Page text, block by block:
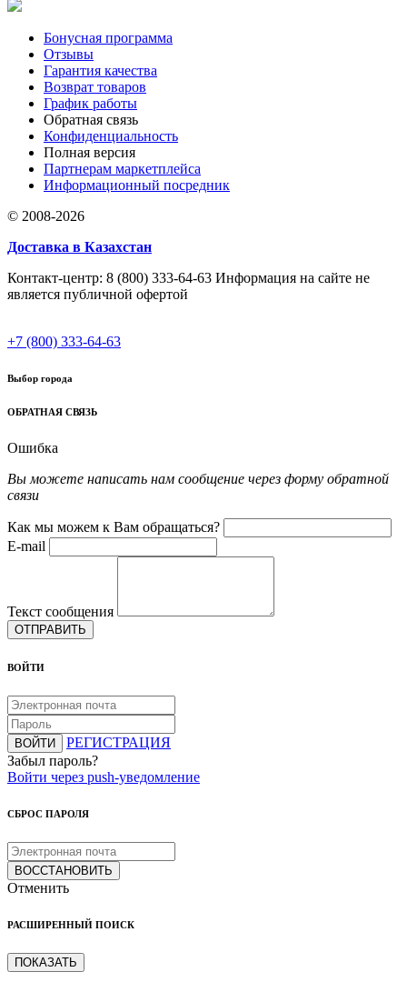
Бонусная программа
Отзывы
Гарантия качества
Возврат товаров
График работы
Обратная связь
Конфиденциальность
Полная версия
Партнерам маркетплейса
Информационный посредник
© 2008-2026
Доставка в Казахстан
Контакт-центр: 8 (800) 333-64-63 Информация на сайте не
является публичной офертой
+7 (800) 333-64-63
Выбор города
ОБРАТНАЯ СВЯЗЬ
Ошибка
Вы можете написать нам сообщение через форму обратной
связи
Как мы можем к Вам обращаться?
E-mail
Текст сообщения
ОТПРАВИТЬ
ВОЙТИ
ВОЙТИ
РЕГИСТРАЦИЯ
Забыл пароль?
Войти через push-уведомление
СБРОС ПАРОЛЯ
ВОССТАНОВИТЬ
Отменить
РАСШИРЕННЫЙ ПОИСК
ПОКАЗАТЬ